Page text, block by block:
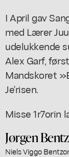
I April gav
med Lærer
udelukkende
Alex Garf,
Mandskoret
Je'risen.
Misse 1r7orin
Jørgen
Niels Viggo